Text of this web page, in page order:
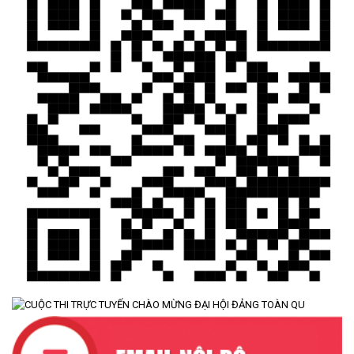
GÓP PHẦN GIẢM NGHÈO BỀN VỮNG VÀ PHÁT TRIỂN KINH TẾ
TẠI XÃ CƯ M’TA
(09/07/2026)
UBND XÃ CƯ M’TA SƠ KẾT THỰC HIỆN NHIỆM VỤ PHÁT TRIỂN
KINH TẾ - XÃ HỘI 6 THÁNG ĐẦU NĂM 2026
(08/07/2026)
CƯ M’TA CHỦ ĐỘNG PHÒNG, CHỐNG NGẬP ÚNG, BẢO VỆ
CÔNG TRÌNH THỦY LỢI TRONG MÙA MƯA BÃO
(07/07/2026)
ĐẢNG ỦY XÃ CƯ M’TA TỔ CHỨC HỘI NGHỊ BAN CHẤP HÀNH
LẦN THỨ SÁU (MỞ RỘNG)
(07/07/2026)
NÂNG CAO HIỆU QUẢ QUẢN LÝ TÍN DỤNG CHÍNH SÁCH XÃ HỘI
TRÊN ĐỊA BÀN XÃ CƯ M'TA
(07/07/2026)